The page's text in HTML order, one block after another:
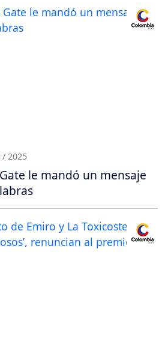
/ 2025
le mandó un mensaje